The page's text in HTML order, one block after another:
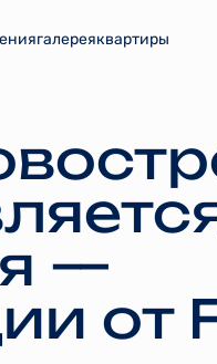
галереяквартиры
—
от